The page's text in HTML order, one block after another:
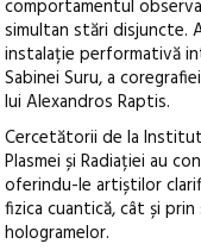
comportamentul
simultan stări
instalație performativă
Sabinei Suru, a
lui Alexandros Raptis.
Cercetătorii de la
Plasmei și Radiației au
oferindu-le artiștilor
fizica cuantică, cât și
hologramelor.